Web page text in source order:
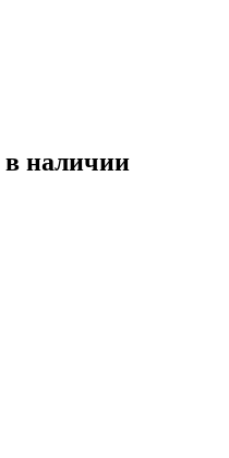
в наличии